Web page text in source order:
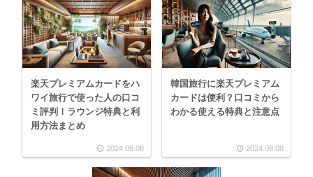
楽天プレミアムカードをハ
ワイ旅行で使った人の口コ
ミ評判！ラウンジ特典と利
用方法まとめ
2024.09.08
韓国旅行に楽天プレミアム
カードは便利？口コミから
わかる使える特典と注意点
2024.09.08